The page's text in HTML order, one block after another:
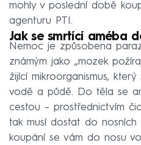
mohly v poslední době
agenturu PTI.
Jak se smrtící améba
Nemoc je způsobena
známým jako „mozek
žijící mikroorganismus,
vodě a půdě. Do těla se
cestou – prostřednictvím
tak musí dostat do nosních
koupání se vám do nosu